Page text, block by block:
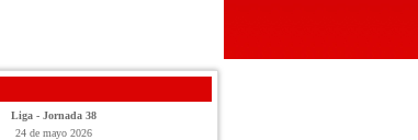
Liga - Jornada 38
24 de mayo 2026